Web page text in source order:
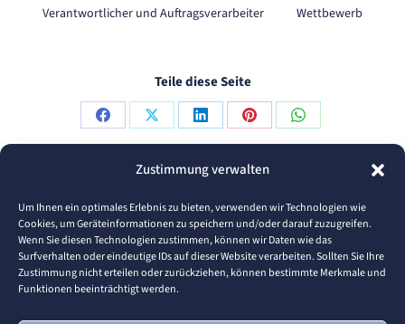
Zustimmung verwalten
Um Ihnen ein optimales Erlebnis zu bieten, verwenden wir Technologien wie
Cookies, um Geräteinformationen zu speichern und/oder darauf zuzugreifen.
Wenn Sie diesen Technologien zustimmen, können wir Daten wie das
Surfverhalten oder eindeutige IDs auf dieser Website verarbeiten. Sollten Sie Ihre
Zustimmung nicht erteilen oder zurückziehen, können bestimmte Merkmale und
Funktionen beeinträchtigt werden.
Verantwortlicher und Auftragsverarbeiter
Wettbewerb
Teile diese Seite
Share
Share
Share
LinkedIn
Share
Share
Footer